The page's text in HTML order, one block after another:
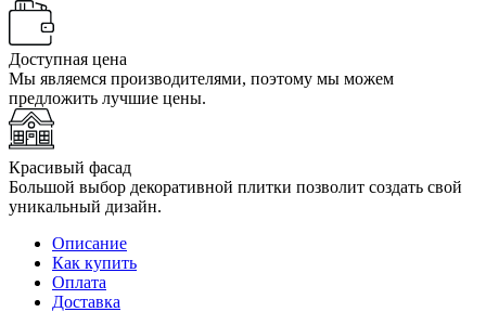
Доступная цена
Мы являемся производителями, поэтому мы можем
предложить лучшие цены.
Красивый фасад
Большой выбор декоративной плитки позволит создать свой
уникальный дизайн.
Описание
Как купить
Оплата
Доставка